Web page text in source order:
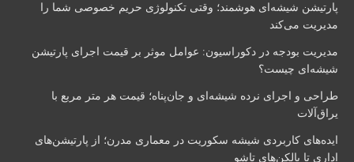
پارتیشن شیشه‌ای هوشمند؛ وقتی تکنولوژی حریم خصوصی شما را
مدیریت می‌کند
مدیریت بودجه در دکوراسیون: عوامل موثر بر قیمت اجرای پارتیشن
شیشه‌ای چیست؟
طراحی و اجرای نرده شیشه‌ای و جان‌پناه؛ قیمت هر متر مربع با
یراق‌آلات
ایده‌های کاربردی شیشه سکوریت در معماری مدرن؛ از پارتیشن‌های
اداری تا بالکن‌های تاشو